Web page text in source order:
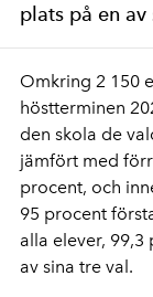
plats på en
Omkring 2 150
höstterminen
den skola de
jämfört med
procent, och
95 procent
alla elever,
av sina tre val.